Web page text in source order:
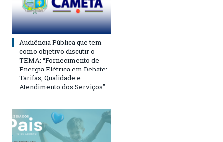
Audiência Pública que tem
como objetivo discutir o
TEMA: “Fornecimento de
Energia Elétrica em Debate:
Tarifas, Qualidade e
Atendimento dos Serviços”